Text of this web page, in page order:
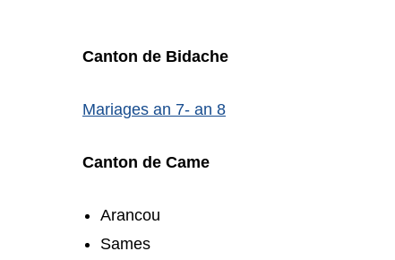
Canton de Bidache
Mariages an 7- an 8
Canton de Came
Arancou
Sames